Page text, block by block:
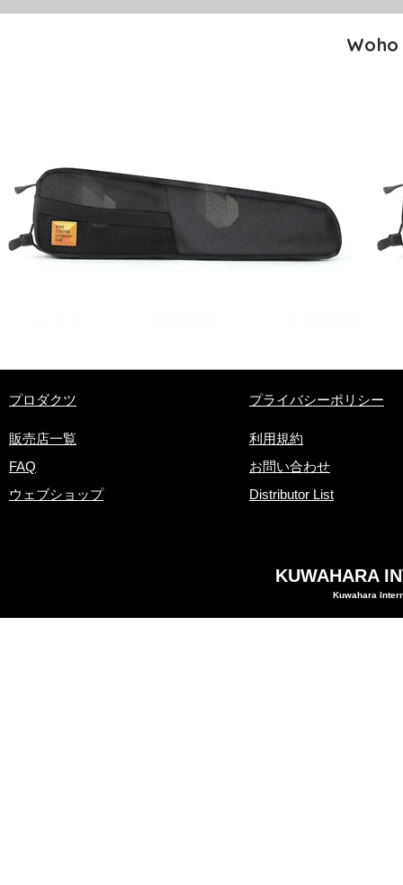
​プロダクツ
販売店一覧
FAQ
ウェブショップ
プライバシーポリシー
利用規約
お問い合わせ
Distributor List
Kuwahara
KUWAHARA